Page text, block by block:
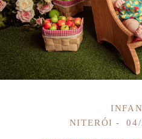
NITERÓI